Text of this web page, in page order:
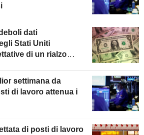
dati
Stati Uniti
di un rialzo
settimana da
di lavoro attenua i
di posti di lavoro